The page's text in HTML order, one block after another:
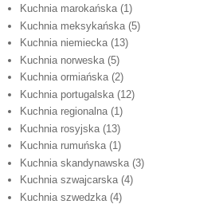
Kuchnia marokańska (1)
Kuchnia meksykańska (5)
Kuchnia niemiecka (13)
Kuchnia norweska (5)
Kuchnia ormiańska (2)
Kuchnia portugalska (12)
Kuchnia regionalna (1)
Kuchnia rosyjska (13)
Kuchnia rumuńska (1)
Kuchnia skandynawska (3)
Kuchnia szwajcarska (4)
Kuchnia szwedzka (4)